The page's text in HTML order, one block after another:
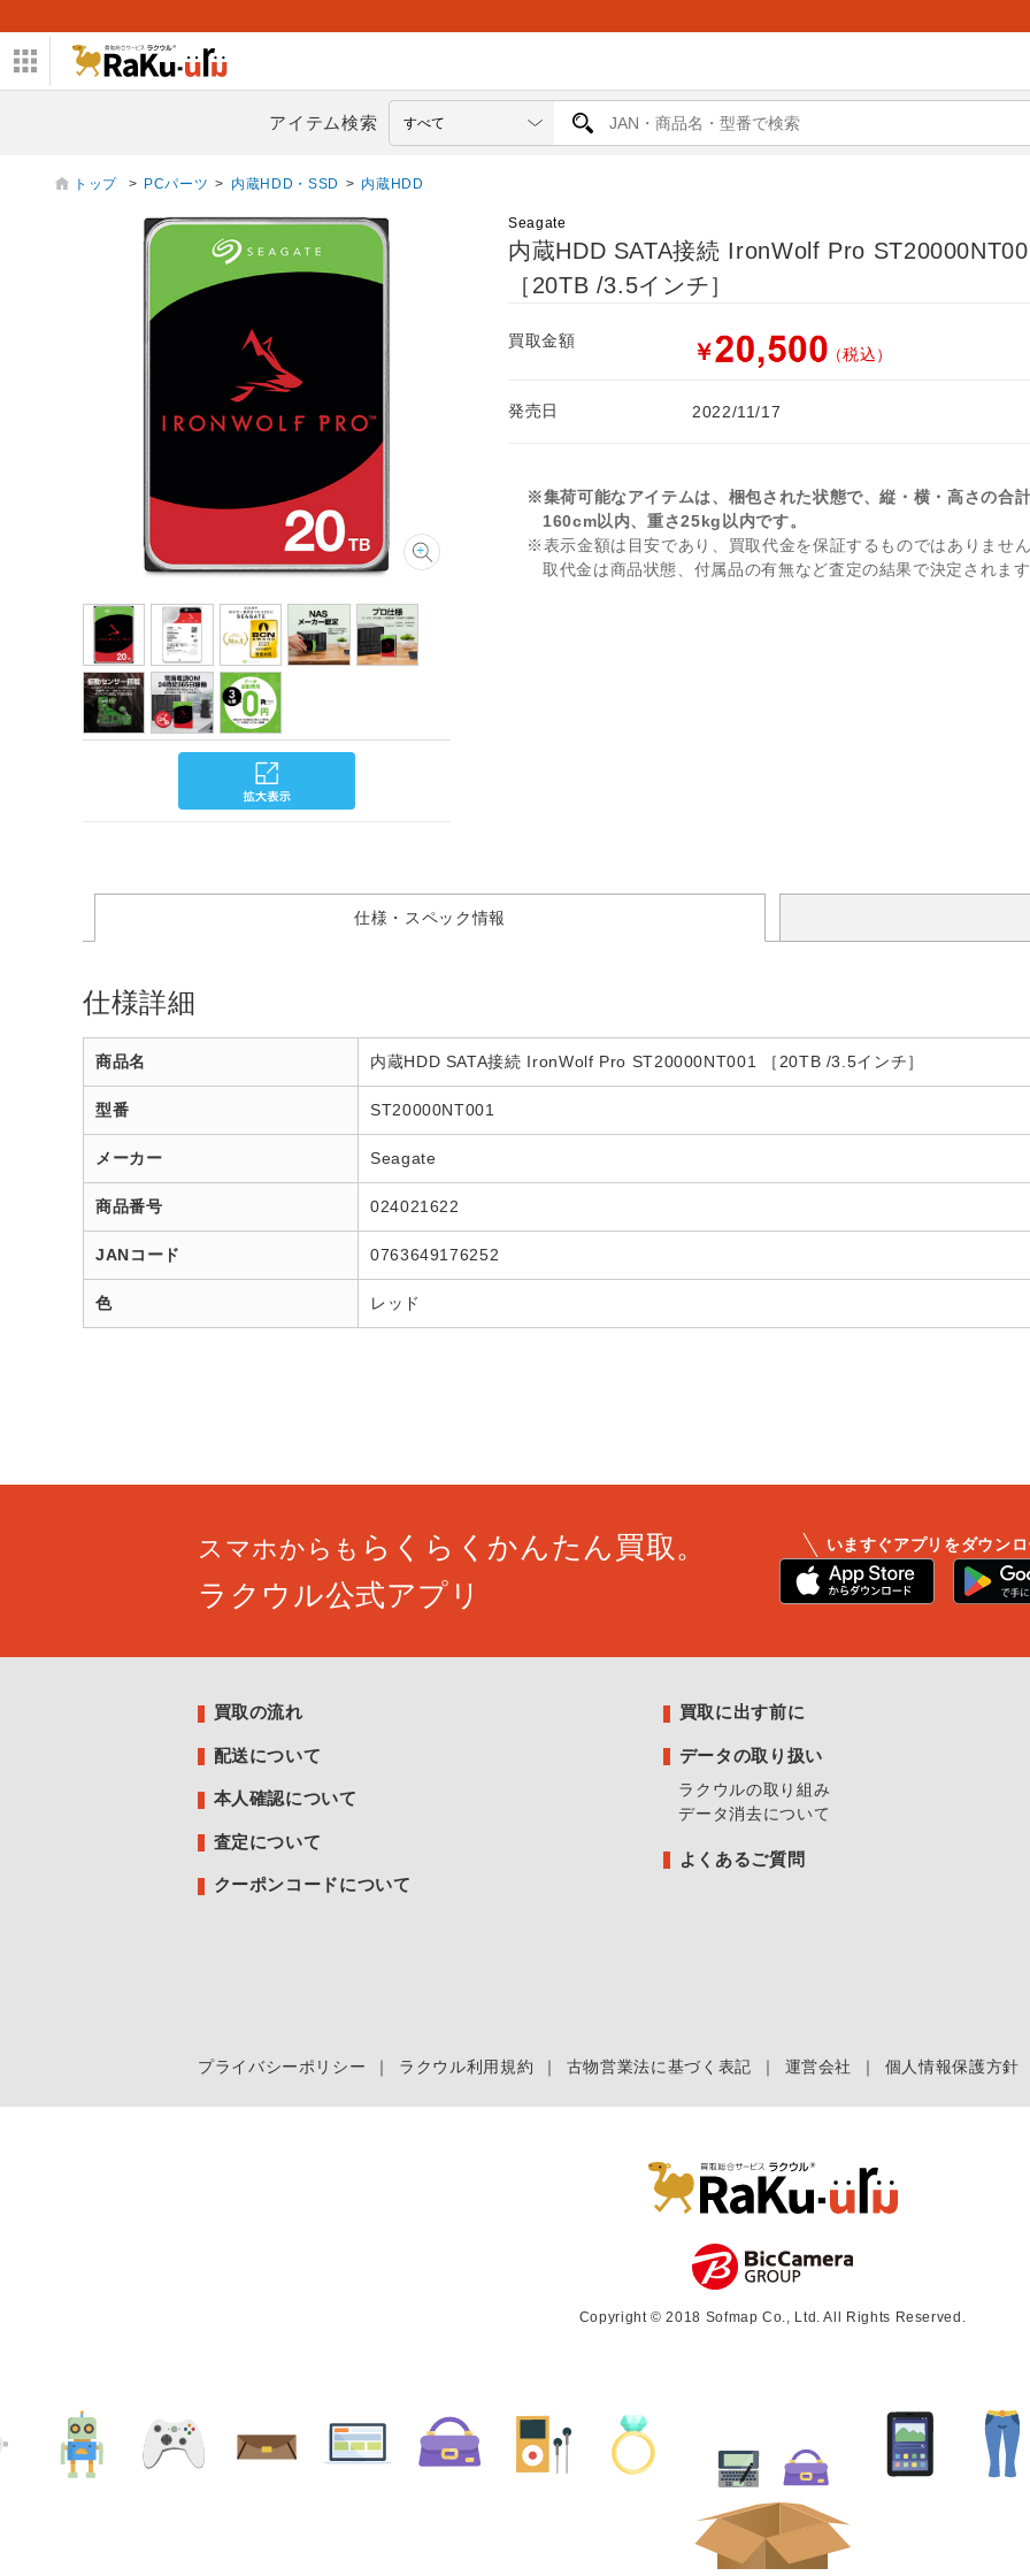
アイテム検索
トップ > PCパーツ > 内蔵HDD・SSD > 内蔵HDD
Seagate
内蔵HDD SATA接続 IronWolf Pro
［20TB /3.5インチ］
買取金額 ￥ （税込）
発売日 2022/11/17
※集荷可能なアイテムは、梱包された状態で、縦・横・高さの合
160cm以内、重さ25kg以内です。
※表示金額は目安であり、買取代金を保証するものではありませ
取代金は商品状態、付属品の有無など査定の結果で決定されま
仕様・スペック情報
仕様詳細
商品名 内蔵HDD SATA接続 IronWolf Pro ST20000NT001 ［20TB /3.5インチ］
型番 ST20000NT001
メーカー Seagate
商品番号 024021622
JANコード 0763649176252
色 レッド
スマホからも らくらくかんたん買取。
ラクウル公式アプリ
いますぐアプリをダウン
買取の流れ
配送について
本人確認について
査定について
クーポンコードについて
買取に出す前に
データの取り扱い
ラクウルの取り組み
データ消去について
よくあるご質問
プライバシーポリシー ｜ ラクウル利用規約 ｜ 古物営業法に基づく表記 ｜ 運営会社 ｜ 個人情報保護方針
Copyright © 2018 Sofmap Co., Ltd. All Rights Reserved.